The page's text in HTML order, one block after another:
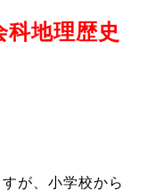
地理歴史
が、小学校から